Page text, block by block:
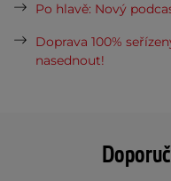
Po hlavě: Nový
Doprava 100%
nasednout!